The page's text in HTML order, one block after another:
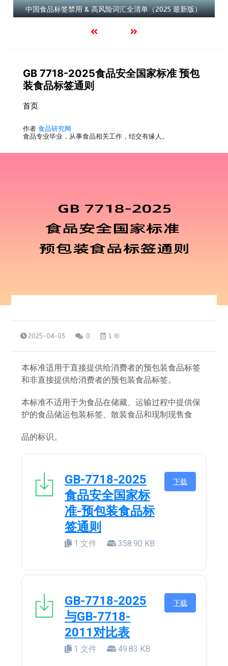
中国食品标签禁用 & 高风险词汇全清单（2025 最新版）
GB 7718-2025食品安全国家标准 预包
装食品标签通则
首页
作者 食品研究网
食品专业毕业，从事食品相关工作，结交有缘人。
2025-04-03 0 1 年
本标准适用于直接提供给消费者的预包装食品标签
和非直接提供给消费者的预包装食品标签。
本标准不适用于为食品在储藏、运输过程中提供保
护的食品储运包装标签、散装食品和现制现售食
品的标识。
GB-7718-2025
食品安全国家标
准-预包装食品标
签通则
1 文件 358.90 KB
下载
GB-7718-2025
与GB-7718-
2011对比表
1 文件 49.83 KB
下载